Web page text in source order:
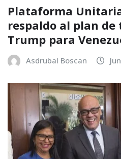
Plataforma
respaldo al plan de
Trump para
Asdrubal Boscan